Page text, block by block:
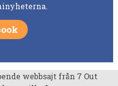
webbsajt från 7 Out